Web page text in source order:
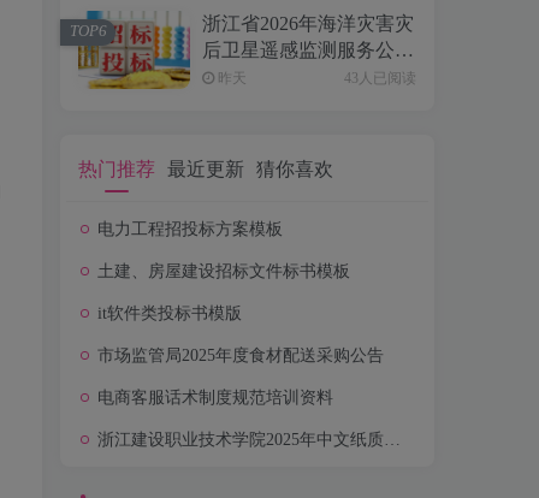
浙江省2026年海洋灾害灾
后卫星遥感监测服务公开
招标公告
昨天 43人已阅读
TOP6
热门推荐 最近更新 猜你喜欢
电力工程招投标方案模板
土建、房屋建设招标文件标书模板
it软件类投标书模版
市场监管局2025年度食材配送采购公告
电商客服话术制度规范培训资料
浙江建设职业技术学院2025年中文纸质图书采购项目公开招标公告